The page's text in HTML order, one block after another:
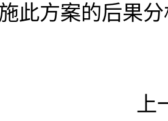
此方案的后果